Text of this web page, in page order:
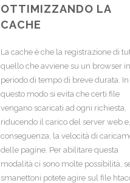
OTTIMIZZANDO LA
CACHE
La cache è che la registrazione di
quello che avviene su un browser
periodo di tempo di breve durata. In
questo modo si evita che certi file
vengano scaricati ad ogni richiesta,
riducendo il carico del server web
conseguenza, la velocità di
delle pagine. Per abilitare questa
modalità ci sono molte possibilità,
smanettoni potete agire sul file